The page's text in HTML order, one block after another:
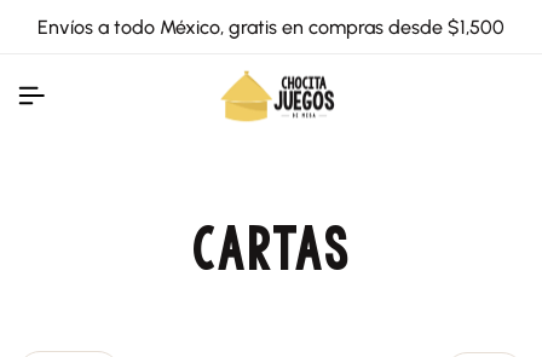
Envíos a todo México, gratis en compras desde $1,500
CARTAS